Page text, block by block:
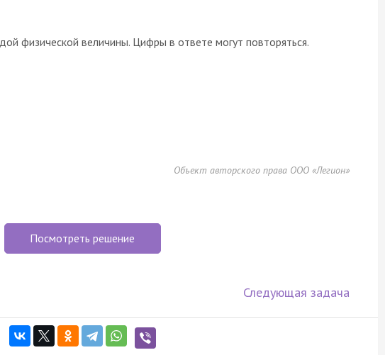
физической величины. Цифры в ответе могут повторяться.
Объект авторского права ООО «Легион»
Посмотреть решение
Следующая задача